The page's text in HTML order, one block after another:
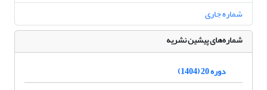
شماره جاری
شماره‌های پیشین نشریه
دوره 20 (1404)